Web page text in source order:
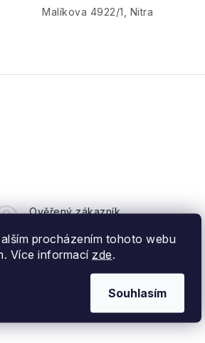
procházením tohoto webu
Více informací zde.
Souhlasím
Malíkova 4922/1, Nitra
Ověřený zákazník
Skvělá komunikace